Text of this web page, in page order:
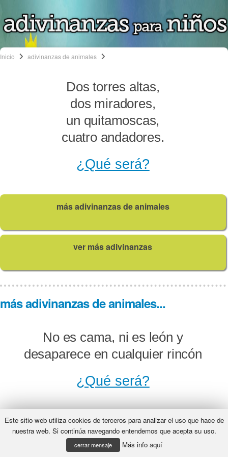
Inicio adivinanzas de animales
Dos torres altas,
dos miradores,
un quitamoscas,
cuatro andadores.
¿Qué será?
más adivinanzas de animales
ver más adivinanzas
más adivinanzas de animales...
No es cama, ni es león y
desaparece en cualquier rincón
¿Qué será?
En un monte muy espeso anda un
animal sin hueso.
Este sitio web utiliza cookies de terceros para analizar el uso que hace de
nuestra web. Si continúa navegando entendemos que acepta su uso.
cerrar mensaje Más info aquí